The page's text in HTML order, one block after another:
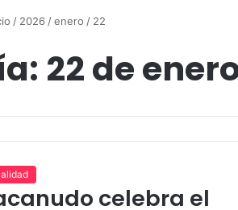
/ 2026 /enero / 22
22 de
celebra el
Ángel Solá y Mercedes
llegan a Azul con la obra